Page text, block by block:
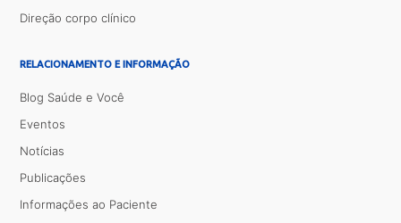
Direção corpo clínico
RELACIONAMENTO E INFORMAÇÃO
Blog Saúde e Você
Eventos
Notícias
Publicações
Informações ao Paciente